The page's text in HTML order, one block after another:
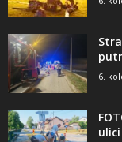
6.
ulici